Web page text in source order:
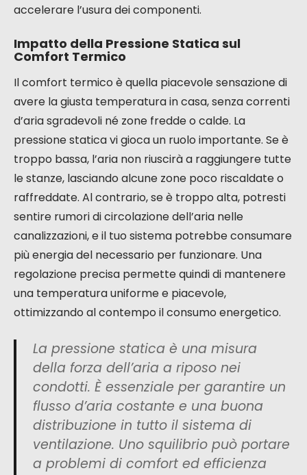
accelerare l’usura dei componenti.
Impatto della Pressione Statica sul
Comfort Termico
Il comfort termico è quella piacevole sensazione di
avere la giusta temperatura in casa, senza correnti
d’aria sgradevoli né zone fredde o calde. La
pressione statica vi gioca un ruolo importante. Se è
troppo bassa, l’aria non riuscirà a raggiungere tutte
le stanze, lasciando alcune zone poco riscaldate o
raffreddate. Al contrario, se è troppo alta, potresti
sentire rumori di circolazione dell’aria nelle
canalizzazioni, e il tuo sistema potrebbe consumare
più energia del necessario per funzionare. Una
regolazione precisa permette quindi di mantenere
una temperatura uniforme e piacevole,
ottimizzando al contempo il consumo energetico.
La pressione statica è una misura
della forza dell’aria a riposo nei
condotti. È essenziale per garantire un
flusso d’aria costante e una buona
distribuzione in tutto il sistema di
ventilazione. Uno squilibrio può portare
a problemi di comfort ed efficienza